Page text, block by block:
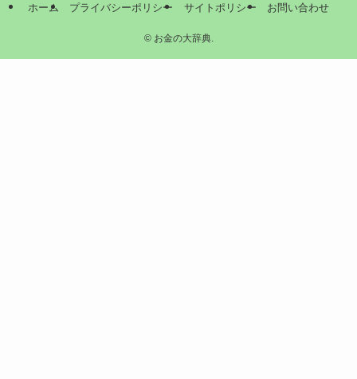
ホーム プライバシーポリシー サイトポリシー お問い合わせ
©お金の大辞典.